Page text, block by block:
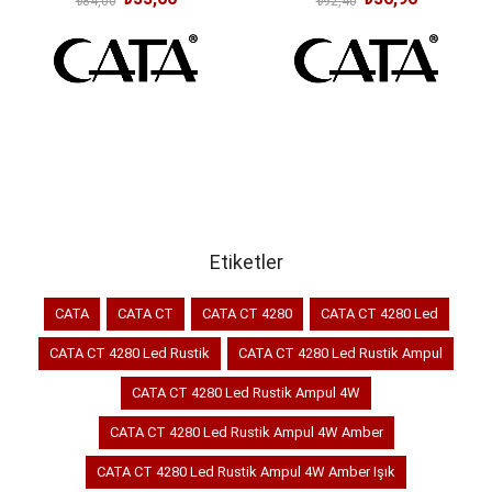
Etiketler
CATA CATA CT CATA CT 4280 CATA CT 4280 Led
CATA CT 4280 Led Rustik CATA CT 4280 Led Rustik Ampul
CATA CT 4280 Led Rustik Ampul 4W
CATA CT 4280 Led Rustik Ampul 4W Amber
CATA CT 4280 Led Rustik Ampul 4W Amber Işık